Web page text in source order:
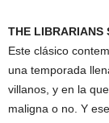
THE LIBRARIANS
Este clásico
una temporada
villanos, y en la
maligna o no. Y